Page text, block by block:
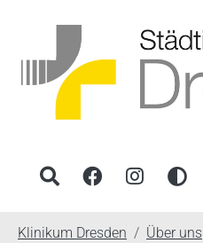
Klinikum Dresden Über uns